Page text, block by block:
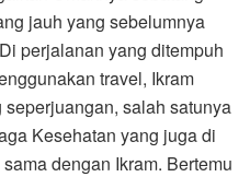
jauh yang sebelumnya
perjalanan yang ditempuh
travel, Ikram
salah satunya
Kesehatan yang juga di
dengan Ikram. Bertemu